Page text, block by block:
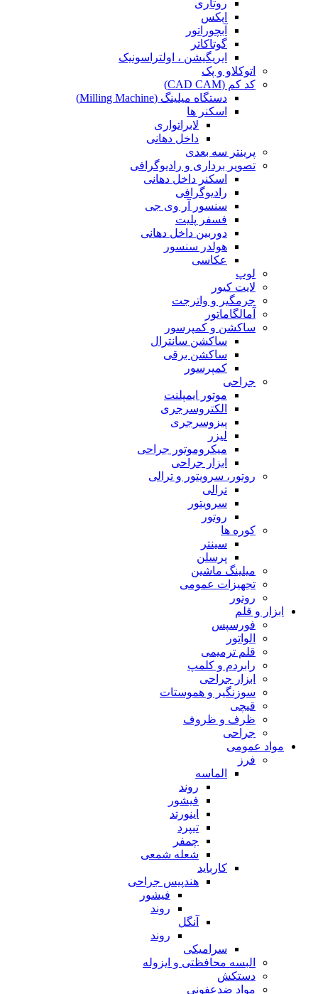
روتاری
اپکس
آبچوراتور
گوتاکاتر
ایریگیشن ، اولتراسونیک
اتوکلاو و پک
کد کم (CAD CAM)
دستگاه میلینگ (Milling Machine)
اسکنر ها
لابراتواری
داخل دهانی
پرینتر سه بعدی
تصویر برداری و رادیوگرافی
اسکنر داخل دهانی
رادیوگرافی
سنسور آر وی جی
فسفر پلیت
دوربین داخل دهانی
هولدر سنسور
عکاسی
لوپ
لایت کیور
جرمگیر و واترجت
آمالگاماتور
ساکشن و کمپرسور
ساکشن سانترال
ساکشن برقی
کمپرسور
جراحی
موتور ایمپلنت
الکتروسرجری
پیزوسرجری
لیزر
میکروموتور جراحی
ابزار جراحی
روتور، سرویتور و ترالی
ترالی
سرویتور
روتور
کوره ها
سینتر
پرسلن
میلینگ ماشین
تجهیزات عمومی
روتور
ابزار و قلم
فورسپس
الواتور
قلم ترمیمی
رابردم و کلمپ
ابزار جراحی
سوزنگیر و هموستات
قیچی
ظرف و ظروف
جراحی
مواد عمومی
فرز
الماسه
روند
فیشور
اینورتد
تیپرد
چمفر
شعله شمعی
کارباید
هندپیس جراحی
فیشور
روند
آنگل
روند
سرامیکی
البسه محافظتی و ایزوله
دستکش
مواد ضدعفونی